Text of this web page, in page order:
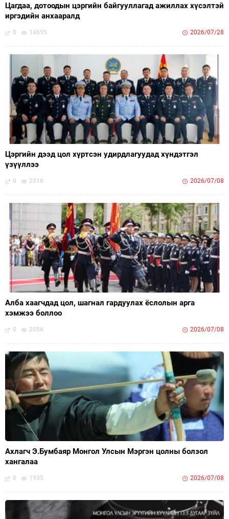
Цагдаа, дотоодын цэргийн байгууллагад ажиллах хүсэлтэй
иргэдийн анхааралд
0 14695 2026/07/28
Цэргийн дээд цол хүртсэн удирдлагуудад хүндэтгэл
үзүүллээ
0 2316 2026/07/08
Алба хаагчдад цол, шагнал гардуулах ёслолын арга
хэмжээ боллоо
0 2056 2026/07/08
Ахлагч Э.Бумбаяр Монгол Улсын Мэргэн цолны болзол
хангалаа
0 1935 2026/07/08